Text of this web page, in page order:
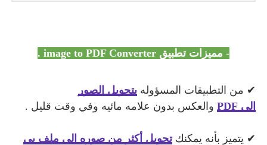
- مميزاتتطبيق image to PDF Converter .
✔ من التطبيقات المسؤوله بتحويل الصور
الي PDFوالعكس بدون علامه مائيه وفي وقت قليل .
✔ يتميز بأنه يمكنكتحويل أكثر من صوره الي ملف بي